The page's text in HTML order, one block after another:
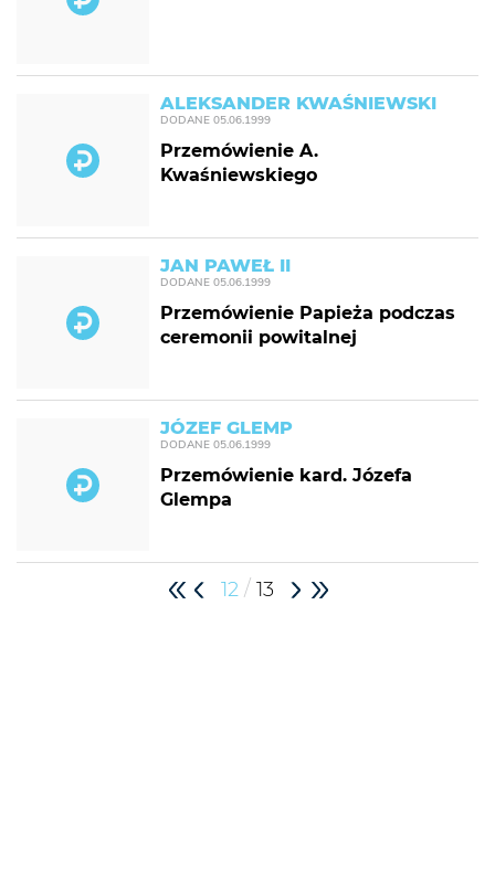
ALEKSANDER KWAŚNIEWSKI
DODANE 05.06.1999
Przemówienie A.
Kwaśniewskiego
JAN PAWEŁ II
DODANE 05.06.1999
Przemówienie Papieża podczas
ceremonii powitalnej
JÓZEF GLEMP
DODANE 05.06.1999
Przemówienie kard. Józefa
Glempa
12 / 13